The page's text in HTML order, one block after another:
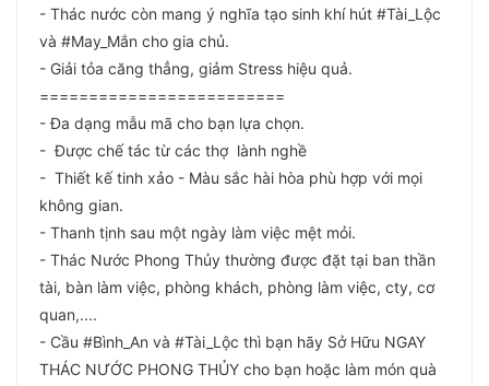
- Thác nước còn mang ý nghĩa tạo sinh khí hút #Tài_Lộc
và #May_Mắn cho gia chủ.
- Giải tỏa căng thẳng, giảm Stress hiệu quả.
=========================
- Đa dạng mẫu mã cho bạn lựa chọn.
- Được chế tác từ các thợ lành nghề
- Thiết kế tinh xảo - Màu sắc hài hòa phù hợp với mọi
không gian.
- Thanh tịnh sau một ngày làm việc mệt mỏi.
- Thác Nước Phong Thủy thường được đặt tại ban thần
tài, bàn làm việc, phòng khách, phòng làm việc, cty, cơ
quan,....
- Cầu #Bình_An và #Tài_Lộc thì bạn hãy Sở Hữu NGAY
THÁC NƯỚC PHONG THỦY cho bạn hoặc làm món quà